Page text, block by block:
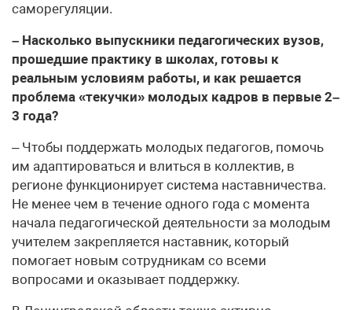
саморегуляции.
– Насколько выпускники педагогических вузов,
прошедшие практику в школах, готовы к
реальным условиям работы, и как решается
проблема «текучки» молодых кадров в первые 2–
3 года?
– Чтобы поддержать молодых педагогов, помочь
им адаптироваться и влиться в коллектив, в
регионе функционирует система наставничества.
Не менее чем в течение одного года с момента
начала педагогической деятельности за молодым
учителем закрепляется наставник, который
помогает новым сотрудникам со всеми
вопросами и оказывает поддержку.